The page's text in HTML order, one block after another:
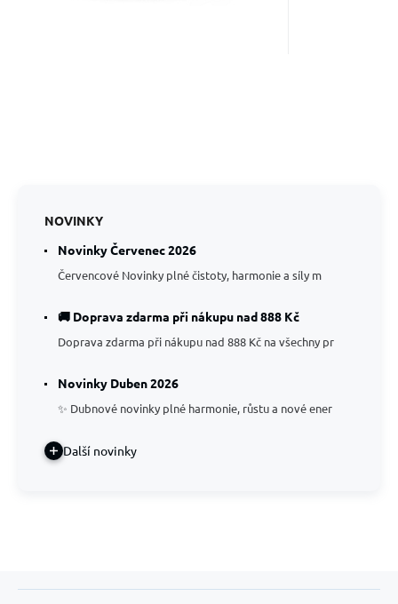
NOVINKY
Novinky Červenec 2026
Červencové Novinky plné čistoty, harmonie a síly m
🚚 Doprava zdarma při nákupu nad 888 Kč
Doprava zdarma při nákupu nad 888 Kč na všechny pr
Novinky Duben 2026
✨ Dubnové novinky plné harmonie, růstu a nové ener
Další novinky